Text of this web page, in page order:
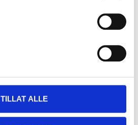
TILLAT ALLE
LES MER